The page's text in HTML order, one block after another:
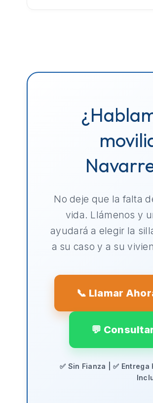
No deje que la falta
vida. Llámenos y
ayudará a elegir la
a su caso y a su
📞 Llamar
💬
✅ Sin Fianza | ✅